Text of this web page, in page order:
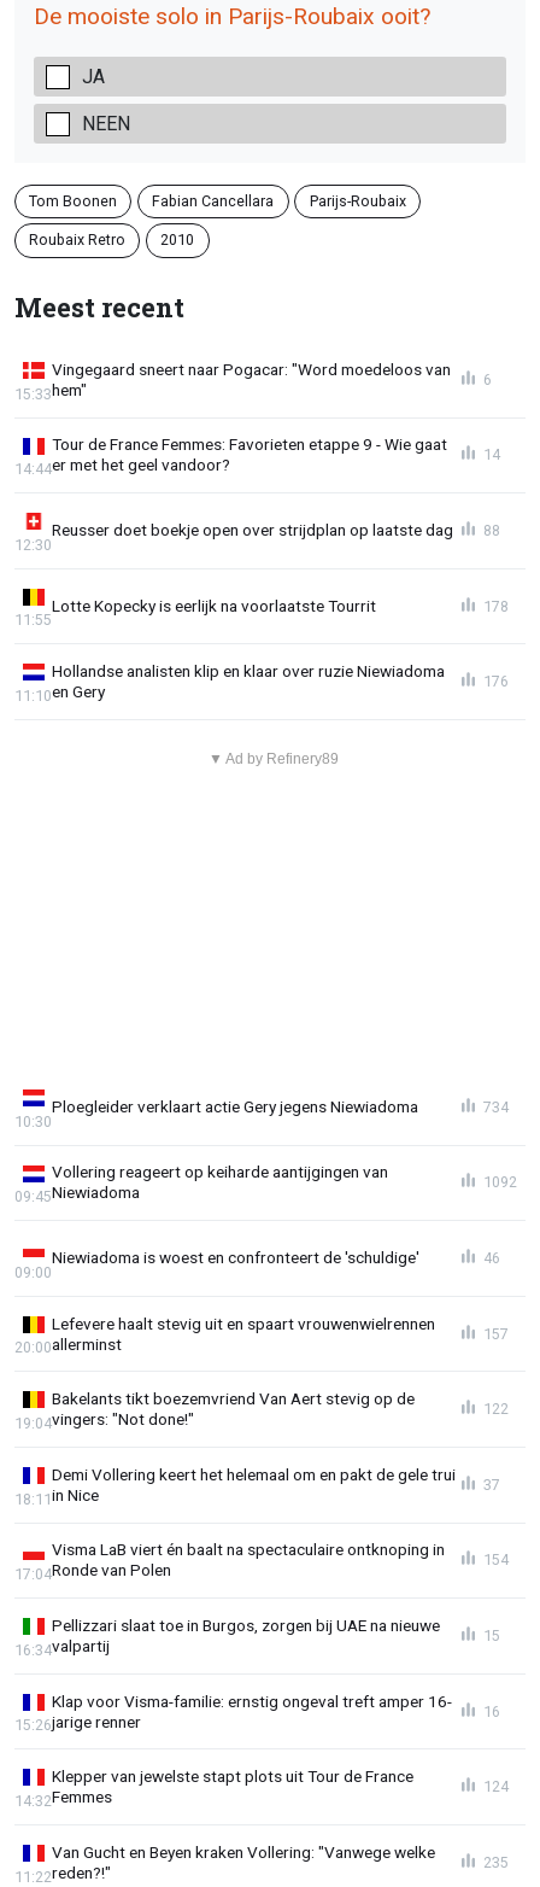
De mooiste solo in Parijs-Roubaix ooit?
JA
NEEN
Tom Boonen Fabian Cancellara Parijs-Roubaix
Roubaix Retro 2010
Meest recent
Vingegaard sneert naar Pogacar: "Word moedeloos van
hem"
15:33
6
Tour de France Femmes: Favorieten etappe 9 - Wie gaat
er met het geel vandoor?
14:44
14
Reusser doet boekje open over strijdplan op laatste dag
12:30
88
Lotte Kopecky is eerlijk na voorlaatste Tourrit
11:55
178
Hollandse analisten klip en klaar over ruzie Niewiadoma
en Gery
11:10
176
▼ Ad by Refinery89
Ploegleider verklaart actie Gery jegens Niewiadoma
10:30
734
Vollering reageert op keiharde aantijgingen van
Niewiadoma
09:45
1092
Niewiadoma is woest en confronteert de 'schuldige'
09:00
46
Lefevere haalt stevig uit en spaart vrouwenwielrennen
allerminst
20:00
157
Bakelants tikt boezemvriend Van Aert stevig op de
vingers: "Not done!"
19:04
122
Demi Vollering keert het helemaal om en pakt de gele trui
in Nice
18:11
37
Visma LaB viert én baalt na spectaculaire ontknoping in
Ronde van Polen
17:04
154
Pellizzari slaat toe in Burgos, zorgen bij UAE na nieuwe
valpartij
16:34
15
Klap voor Visma-familie: ernstig ongeval treft amper 16-
jarige renner
15:26
16
Klepper van jewelste stapt plots uit Tour de France
Femmes
14:32
124
Van Gucht en Beyen kraken Vollering: "Vanwege welke
reden?!"
11:22
235